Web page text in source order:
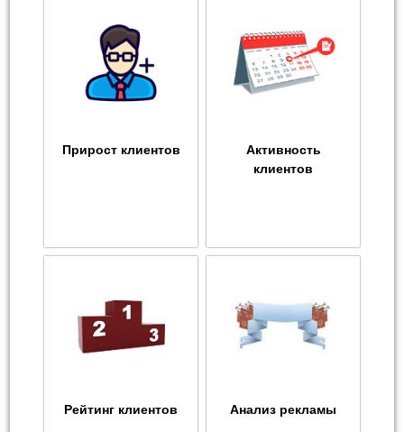
Прирост клиентов
Активность
клиентов
Рейтинг клиентов Анализ рекламы